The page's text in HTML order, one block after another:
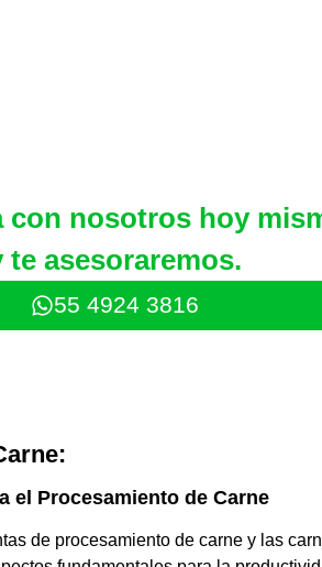
con nosotros hoy
te asesoraremos.
55 4924 3816
el Procesamiento de Carne
de procesamiento de carne y las